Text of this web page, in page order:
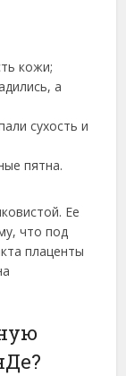
кожи;
а
сухость и
пятна.
Ее
что под
плаценты